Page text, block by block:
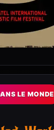
LE MONDE